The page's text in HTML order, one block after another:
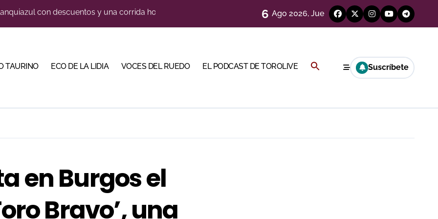
en una feria que vuelve a mirar al futuro
para impulsar la corrida de la Piedad
Calamocha con una corrida de imponente presencia
de Tauroemoción en Huesca: «Todas las figuras del toreo quieren venir a esta feria»
6 Ago 2026, Jue
TAURINO ECO DE LA LIDIA VOCES DEL RUEDO EL PODCAST DE TOROLIVE Buscar: Suscríbete
en Burgos el
Bravo’, una